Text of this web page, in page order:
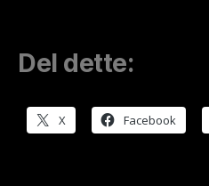
Del dette:
X Facebook